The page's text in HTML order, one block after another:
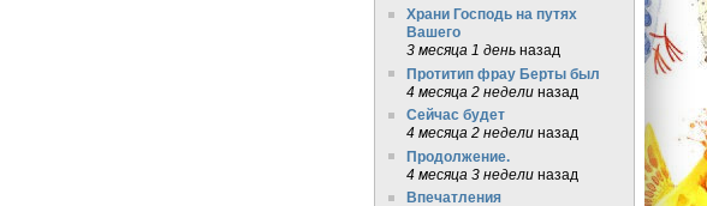
Храни Господь на путях
Вашего
3 месяца 1 деньназад
Протитип фрау Берты был
4 месяца 2 неделиназад
Сейчас будет
4 месяца 2 неделиназад
Продолжение.
4 месяца 3 неделиназад
Впечатления